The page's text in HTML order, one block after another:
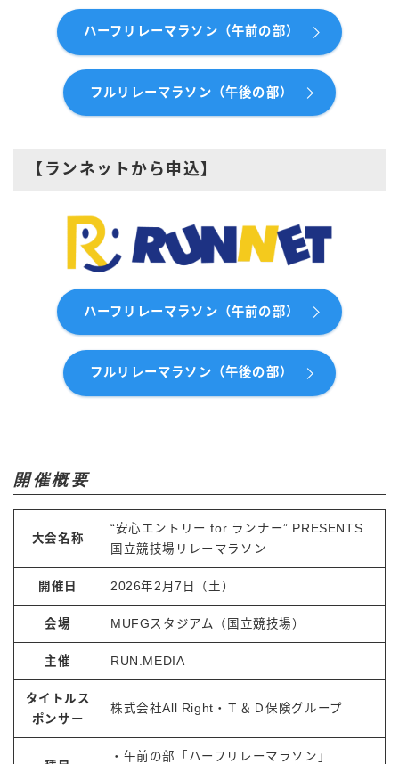
ハーフリレーマラソン（午前の部）
フルリレーマラソン（午後の部）
【ランネットから申込】
ハーフリレーマラソン（午前の部）
フルリレーマラソン（午後の部）
開催概要
大会名称
“安心エントリー for ランナー” PRESENTS
国立競技場リレーマラソン
開催日 2026年2月7日（土）
会場 MUFGスタジアム（国立競技場）
主催 RUN.MEDIA
タイトルス
ポンサー
株式会社All Right・Ｔ＆Ｄ保険グループ
・午前の部「ハーフリレーマラソン」